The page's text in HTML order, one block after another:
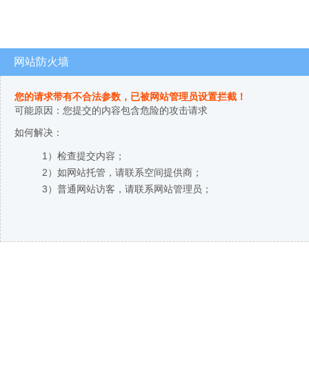
网站防火墙
您的请求带有不合法参数，已被网站管理员设置拦截！
可能原因：您提交的内容包含危险的攻击请求
如何解决：
1）检查提交内容；
2）如网站托管，请联系空间提供商；
3）普通网站访客，请联系网站管理员；